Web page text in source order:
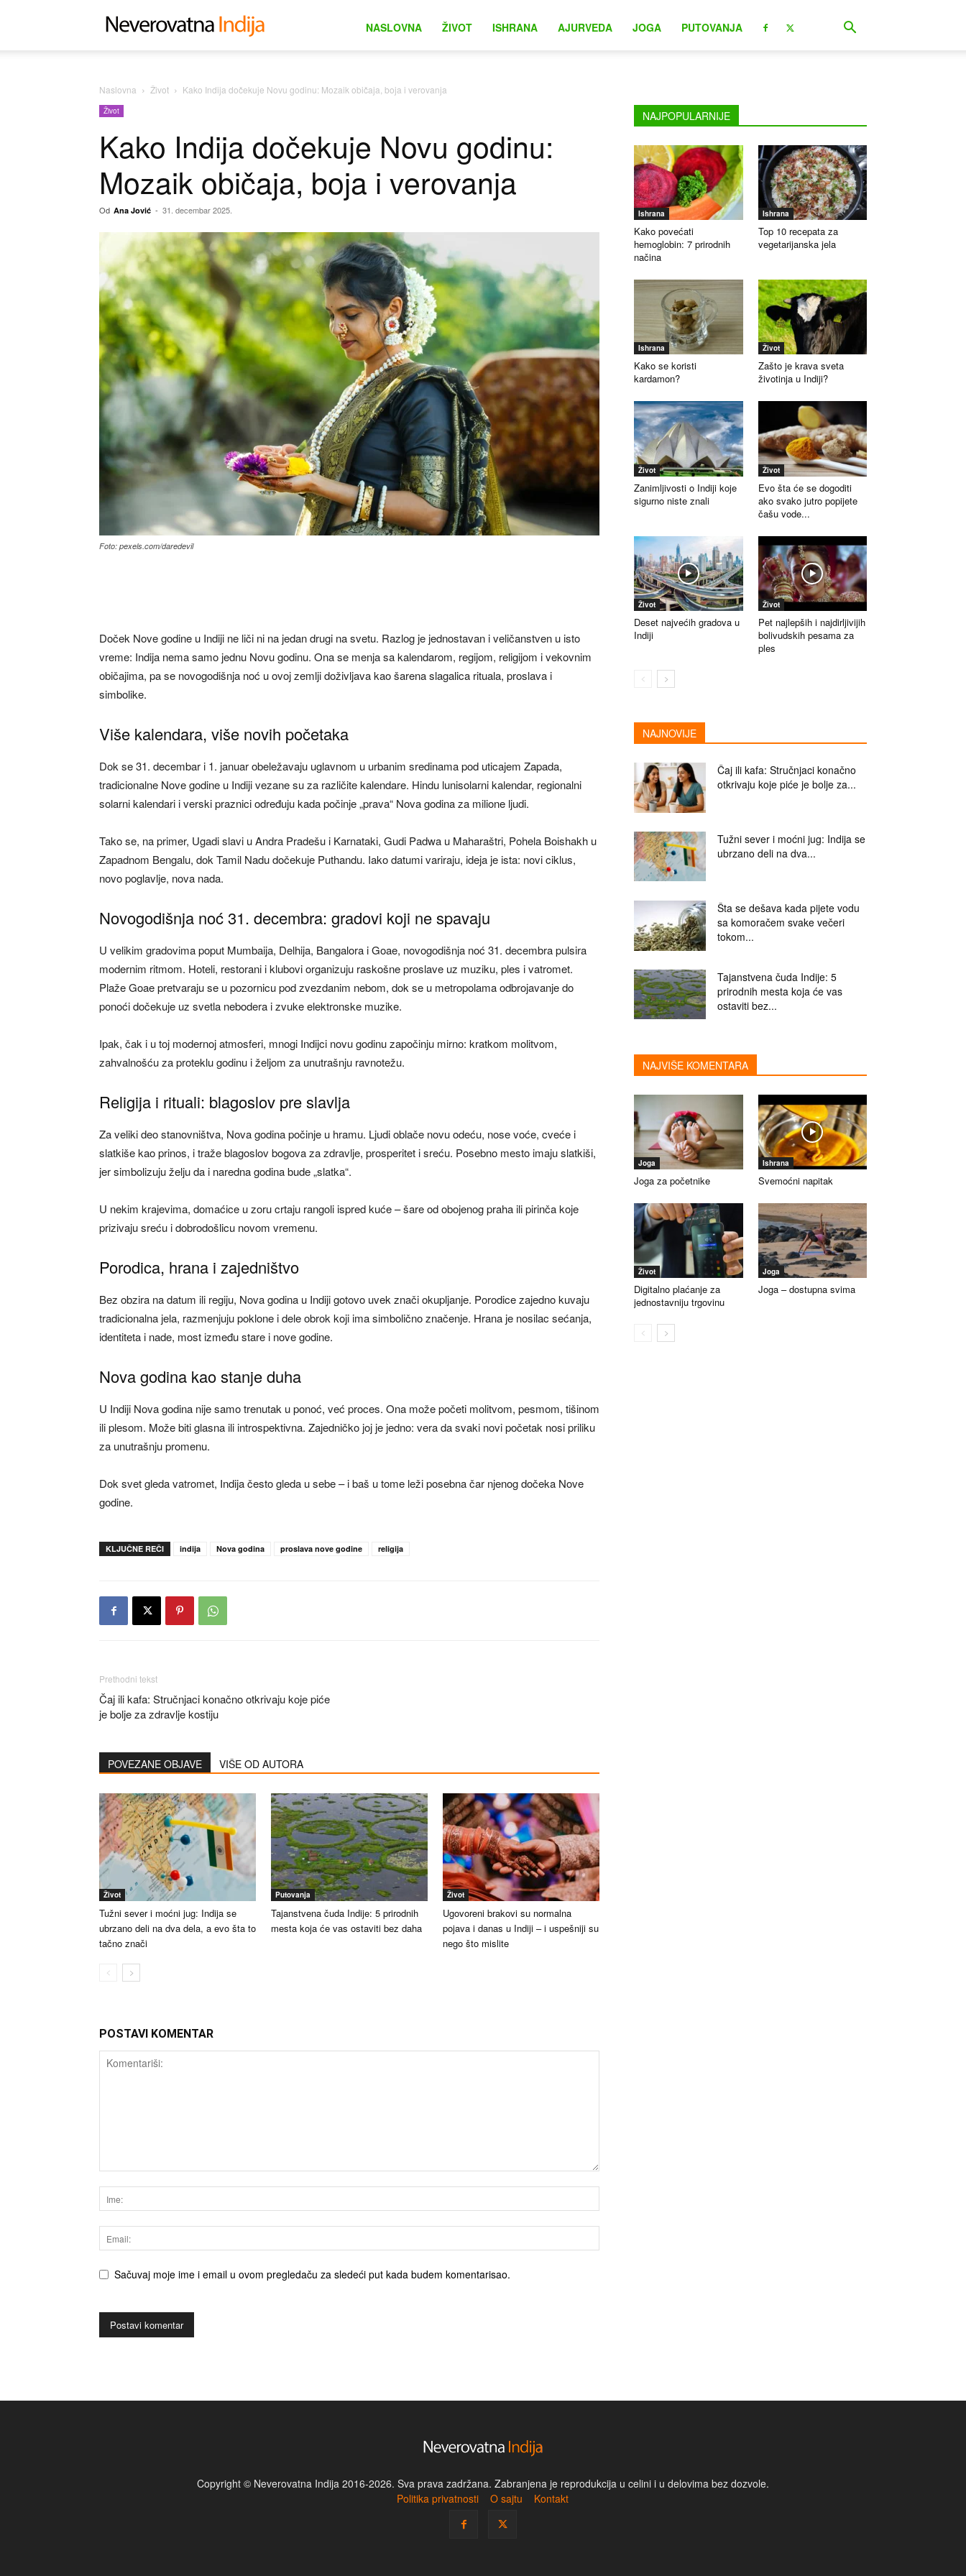
NASLOVNA ŽIVOT ISHRANA AJURVEDA JOGA PUTOVANJA
Naslovna Život Kako Indija dočekuje Novu godinu: Mozaik običaja, boja i verovanja
Život
Kako Indija dočekuje Novu godinu:
Mozaik običaja, boja i verovanja
Od Ana Jović - 31. decembar 2025.
Foto: pexels.com/daredevil
Doček Nove godine u Indiji ne liči ni na jedan drugi na svetu. Razlog je jednostavan i veličanstven u isto
vreme: Indija nema samo jednu Novu godinu. Ona se menja sa kalendarom, regijom, religijom i vekovnim
običajima, pa se novogodišnja noć u ovoj zemlji doživljava kao šarena slagalica rituala, proslava i
simbolike.
Više kalendara, više novih početaka
Dok se 31. decembar i 1. januar obeležavaju uglavnom u urbanim sredinama pod uticajem Zapada,
tradicionalne Nove godine u Indiji vezane su za različite kalendare. Hindu lunisolarni kalendar, regionalni
solarni kalendari i verski praznici određuju kada počinje „prava“ Nova godina za milione ljudi.
Tako se, na primer, Ugadi slavi u Andra Pradešu i Karnataki, Gudi Padwa u Maharaštri, Pohela Boishakh u
Zapadnom Bengalu, dok Tamil Nadu dočekuje Puthandu. Iako datumi variraju, ideja je ista: novi ciklus,
novo poglavlje, nova nada.
Novogodišnja noć 31. decembra: gradovi koji ne spavaju
U velikim gradovima poput Mumbaija, Delhija, Bangalora i Goae, novogodišnja noć 31. decembra pulsira
modernim ritmom. Hoteli, restorani i klubovi organizuju raskošne proslave uz muziku, ples i vatromet.
Plaže Goae pretvaraju se u pozornicu pod zvezdanim nebom, dok se u metropolama odbrojavanje do
ponoći dočekuje uz svetla nebodera i zvuke elektronske muzike.
Ipak, čak i u toj modernoj atmosferi, mnogi Indijci novu godinu započinju mirno: kratkom molitvom,
zahvalnošću za proteklu godinu i željom za unutrašnju ravnotežu.
Religija i rituali: blagoslov pre slavlja
Za veliki deo stanovništva, Nova godina počinje u hramu. Ljudi oblače novu odeću, nose voće, cveće i
slatkiše kao prinos, i traže blagoslov bogova za zdravlje, prosperitet i sreću. Posebno mesto imaju slatkiši,
jer simbolizuju želju da i naredna godina bude „slatka“.
U nekim krajevima, domaćice u zoru crtaju rangoli ispred kuće – šare od obojenog praha ili pirinča koje
prizivaju sreću i dobrodošlicu novom vremenu.
Porodica, hrana i zajedništvo
Bez obzira na datum ili regiju, Nova godina u Indiji gotovo uvek znači okupljanje. Porodice zajedno kuvaju
tradicionalna jela, razmenjuju poklone i dele obrok koji ima simbolično značenje. Hrana je nosilac sećanja,
identiteta i nade, most između stare i nove godine.
Nova godina kao stanje duha
U Indiji Nova godina nije samo trenutak u ponoć, već proces. Ona može početi molitvom, pesmom, tišinom
ili plesom. Može biti glasna ili introspektivna. Zajedničko joj je jedno: vera da svaki novi početak nosi priliku
za unutrašnju promenu.
Dok svet gleda vatromet, Indija često gleda u sebe – i baš u tome leži posebna čar njenog dočeka Nove
godine.
KLJUČNE REČI indija Nova godina proslava nove godine religija
Prethodni tekst
Čaj ili kafa: Stručnjaci konačno otkrivaju koje piće
je bolje za zdravlje kostiju
POVEZANE OBJAVE VIŠE OD AUTORA
Život
Tužni sever i moćni jug: Indija se
ubrzano deli na dva dela, a evo šta to
tačno znači
Putovanja
Tajanstvena čuda Indije: 5 prirodnih
mesta koja će vas ostaviti bez daha
Život
Ugovoreni brakovi su normalna
pojava i danas u Indiji – i uspešniji su
nego što mislite
POSTAVI KOMENTAR
Sačuvaj moje ime i email u ovom pregledaču za sledeći put kada budem komentarisao.
NAJPOPULARNIJE
Ishrana
Kako povećati
hemoglobin: 7 prirodnih
načina
Ishrana
Top 10 recepata za
vegetarijanska jela
Ishrana
Kako se koristi
kardamon?
Život
Zašto je krava sveta
životinja u Indiji?
Život
Zanimljivosti o Indiji koje
sigurno niste znali
Život
Evo šta će se dogoditi
ako svako jutro popijete
čašu vode...
Život
Deset najvećih gradova u
Indiji
Život
Pet najlepših i najdirljivijih
bolivudskih pesama za
ples
NAJNOVIJE
Čaj ili kafa: Stručnjaci konačno
otkrivaju koje piće je bolje za...
Tužni sever i moćni jug: Indija se
ubrzano deli na dva...
Šta se dešava kada pijete vodu
sa komoračem svake večeri
tokom...
Tajanstvena čuda Indije: 5
prirodnih mesta koja će vas
ostaviti bez...
NAJVIŠE KOMENTARA
Joga
Joga za početnike
Ishrana
Svemoćni napitak
Život
Digitalno plaćanje za
jednostavniju trgovinu
Joga
Joga – dostupna svima
Copyright © Neverovatna Indija 2016-2026. Sva prava zadržana. Zabranjena je reprodukcija u celini i u delovima bez dozvole.
Politika privatnosti
O sajtu Kontakt